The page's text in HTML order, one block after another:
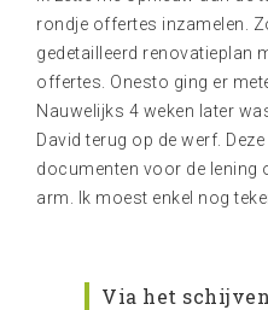
rondje offertes inzamelen.
gedetailleerd renovatieplan
offertes. Onesto ging er
Nauwelijks 4 weken later
David terug op de werf.
documenten voor de lening
arm. Ik moest enkel nog
Via het